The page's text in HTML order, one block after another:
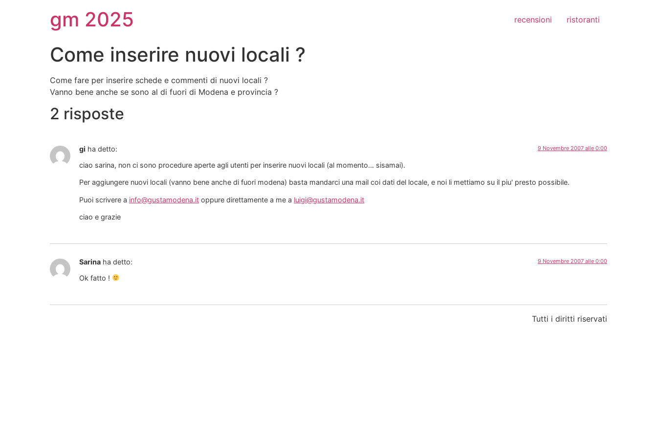
gm 2025 recensioni ristoranti
Come inserire nuovi locali ?
Come fare per inserire schede e commenti di nuovi locali ?
Vanno bene anche se sono al di fuori di Modena e provincia ?
2 risposte
gi ha detto: 9 Novembre 2007 alle 0:00
ciao sarina, non ci sono procedure aperte agli utenti per inserire nuovi locali (al momento… sisamai).
Per aggiungere nuovi locali (vanno bene anche di fuori modena) basta mandarci una mail coi dati del locale, e noi li mettiamo su il piu' presto possibile.
Puoi scrivere a info@gustamodena.it oppure direttamente a me a luigi@gustamodena.it
ciao e grazie
Sarina ha detto: 9 Novembre 2007 alle 0:00
Ok fatto !
Tutti i diritti riservati